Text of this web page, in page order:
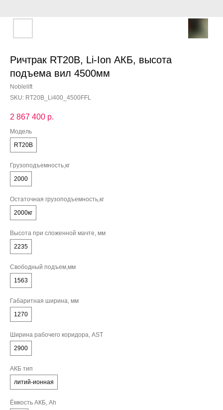
Ричтрак RT20B, Li-Ion АКБ, высота
подъема вил 4500мм
Noblelift
SKU: RT20B_Li400_4500FFL
2 867 400 р.
Модель
RT20B
Грузоподъемность,кг
2000
Остаточная грузоподъемность,кг
2000кг
Высота при сложенной мачте, мм
2235
Свободный подъем,мм
1563
Габаритная ширина, мм
1270
Ширина рабочего коридора, AST
2900
АКБ тип
литий-ионная
Ёмкость АКБ, Ah